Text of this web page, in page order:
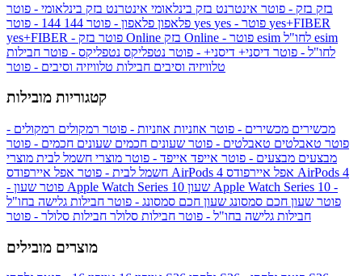
בזק בזק - פוטר אינטרנט בזק בינלאומי אינטרנט בזק בינלאומי - פוטר
פלאפון פלאפון - פוטר 144 yes
yes+FIBER
yes+FIBER - פוטר בזק Online
esim
לחו"ל - פוטר דיסני+ דיסני+ - פוטר נטפליקס נטפליקס - פוטר חבילות
טלוויזיה וסיבים חבילות טלוויזיה וסיבים - פוטר
קטגוריות מובילות
מכשירים מכשירים - פוטר אוזניות אוזניות - פוטר רמקולים רמקולים -
פוטר טאבלטים טאבלטים - פוטר שעונים חכמים שעונים חכמים - פוטר
מבצעים מבצעים - פוטר אייפד אייפד - פוטר מוצרי חשמל לבית מוצרי
חשמל לבית - פוטר אפל איירפודס AirPods 4 אפל איירפודס AirPods 4
- פוטר שעון Apple Watch Series 10 שעון Apple Watch Series 10 -
פוטר שעון חכם סמסונג שעון חכם סמסונג - פוטר חבילות גלישה בחו"ל
חבילות גלישה בחו"ל - פוטר חבילות סלולר חבילות סלולר - פוטר
מוצרים מובילים